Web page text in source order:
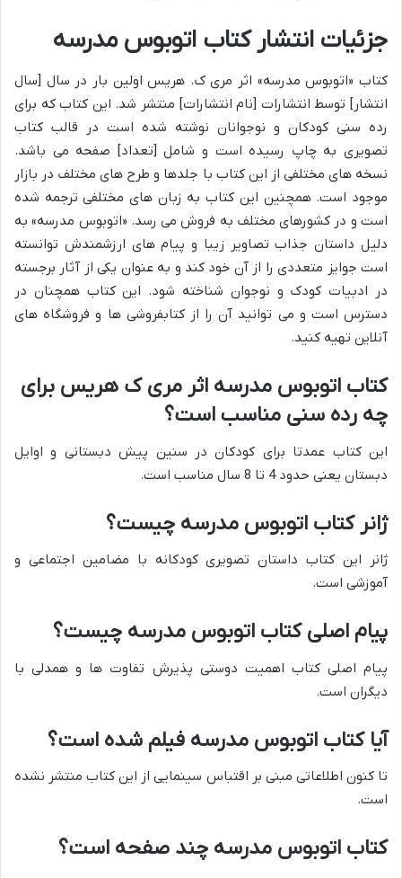
جزئیات انتشار کتاب اتوبوس مدرسه
کتاب «اتوبوس مدرسه» اثر مری ک. هریس اولین بار در سال [سال
انتشار] توسط انتشارات [نام انتشارات] منتشر شد. این کتاب که برای
رده سنی کودکان و نوجوانان نوشته شده است در قالب کتاب
تصویری به چاپ رسیده است و شامل [تعداد] صفحه می باشد.
نسخه های مختلفی از این کتاب با جلدها و طرح های مختلف در بازار
موجود است. همچنین این کتاب به زبان های مختلفی ترجمه شده
است و در کشورهای مختلف به فروش می رسد. «اتوبوس مدرسه» به
دلیل داستان جذاب تصاویر زیبا و پیام های ارزشمندش توانسته
است جوایز متعددی را از آن خود کند و به عنوان یکی از آثار برجسته
در ادبیات کودک و نوجوان شناخته شود. این کتاب همچنان در
دسترس است و می توانید آن را از کتابفروشی ها و فروشگاه های
آنلاین تهیه کنید.
کتاب اتوبوس مدرسه اثر مری ک هریس برای
چه رده سنی مناسب است؟
این کتاب عمدتا برای کودکان در سنین پیش دبستانی و اوایل
دبستان یعنی حدود 4 تا 8 سال مناسب است.
ژانر کتاب اتوبوس مدرسه چیست؟
ژانر این کتاب داستان تصویری کودکانه با مضامین اجتماعی و
آموزشی است.
پیام اصلی کتاب اتوبوس مدرسه چیست؟
پیام اصلی کتاب اهمیت دوستی پذیرش تفاوت ها و همدلی با
دیگران است.
آیا کتاب اتوبوس مدرسه فیلم شده است؟
تا کنون اطلاعاتی مبنی بر اقتباس سینمایی از این کتاب منتشر نشده
است.
کتاب اتوبوس مدرسه چند صفحه است؟